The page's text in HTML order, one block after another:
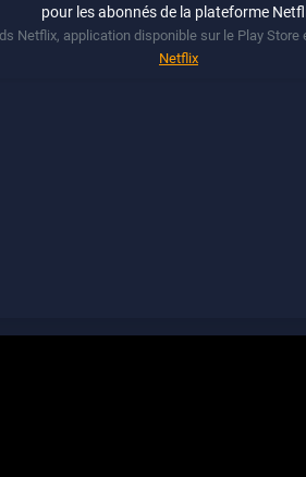
pour les abonnés de la plateforme
Netflix, application disponible sur le Play Store
Netflix